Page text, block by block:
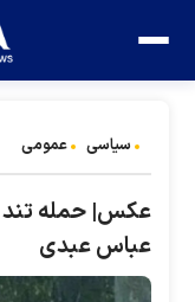
سیاسی عمومی
عکس| حمله تند
عباس عبدی